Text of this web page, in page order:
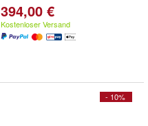
394,00 €
Kostenloser Versand
- 10%